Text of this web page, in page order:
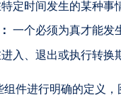
定时间发生的某种事
一个必须为真才能发
入、退出或执行转换
件进行明确的定义